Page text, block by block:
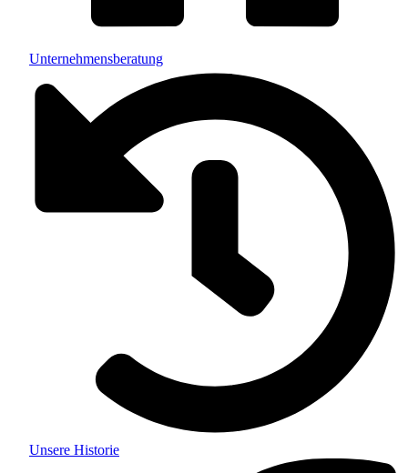
Unternehmensberatung
Unsere Historie